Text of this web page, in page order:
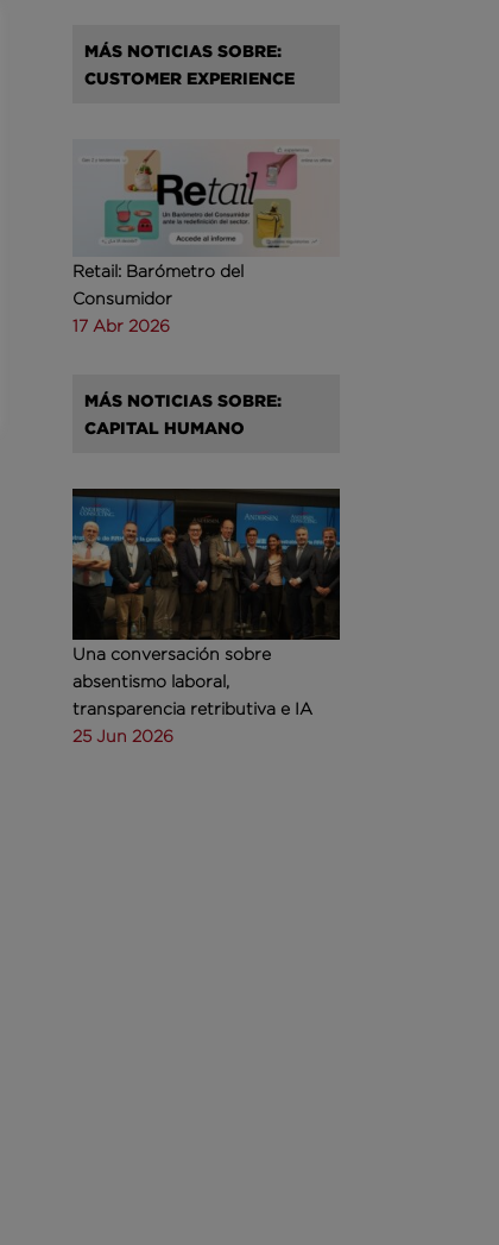
MÁS NOTICIAS SOBRE:
CUSTOMER EXPERIENCE
Retail: Barómetro del
Consumidor
17 Abr 2026
MÁS NOTICIAS SOBRE:
CAPITAL HUMANO
Una conversación sobre
absentismo laboral,
transparencia retributiva e IA
25 Jun 2026